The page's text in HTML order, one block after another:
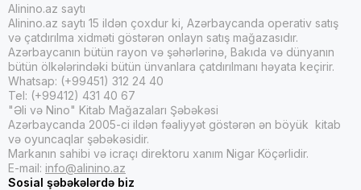
Alinino.az saytı
Alinino.az saytı 15 ildən çoxdur ki, Azərbaycanda operativ satış
və çatdırılma xidməti göstərən onlayn satış mağazasıdır.
Azərbaycanın bütün rayon və şəhərlərinə, Bakıda və dünyanın
bütün ölkələrindəki bütün ünvanlara çatdırılmanı həyata keçirir.
Whatsap: (+99451) 312 24 40
Tel: (+99412) 431 40 67
"Əli və Nino" Kitab Mağazaları Şəbəkəsi
Azərbaycanda 2005-ci ildən fəaliyyət göstərən ən böyük kitab
və oyuncaqlar şəbəkəsidir.
Markanın sahibi və icraçı direktoru xanım Nigar Köçərlidir.
E-mail: info@alinino.az
Sosial şəbəkələrdə biz